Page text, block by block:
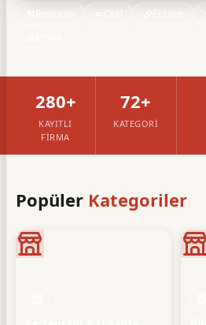
Restoran Otel Eczane
280+
KAYITLI
FIRMA
72+
KATEGORI
Popüler Kategoriler